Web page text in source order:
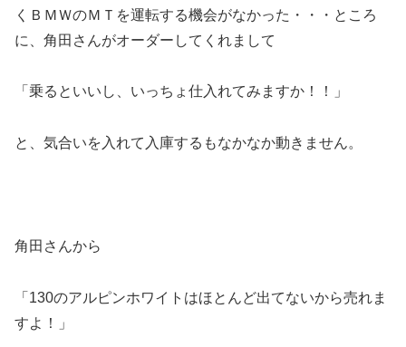
くＢＭＷのＭＴを運転する機会がなかった・・・ところ
に、角田さんがオーダーしてくれまして
「乗るといいし、いっちょ仕入れてみますか！！」
と、気合いを入れて入庫するもなかなか動きません。
角田さんから
「130のアルピンホワイトはほとんど出てないから売れま
すよ！」